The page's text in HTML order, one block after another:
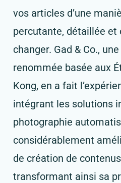
vos articles d’une
percutante, détaillée
changer. Gad & Co.,
renommée basée aux
Kong, en a fait
intégrant les solutions
photographie
considérablement
de création de
transformant ainsi sa